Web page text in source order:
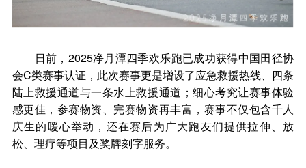
日前，2025净月潭四季欢乐跑已成功获得中国田径协
会C类赛事认证，此次赛事更是增设了应急救援热线、四条
陆上救援通道与一条水上救援通道；细心考究让赛事体验
感更佳，参赛物资、完赛物资再丰富，赛事不仅包含千人
庆生的暖心举动，还在赛后为广大跑友们提供拉伸、放
松、理疗等项目及奖牌刻字服务。